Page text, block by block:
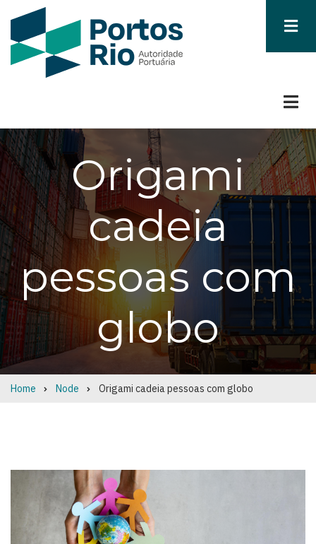
Origami
cadeia
pessoas com
globo
Breadcrumb
Home Node Origami cadeia pessoas com globo